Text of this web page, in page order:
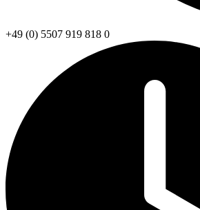
+49 (0) 5507 919 818 0